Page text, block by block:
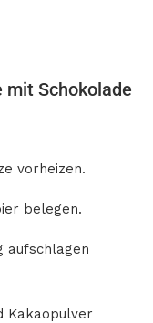
mit Schokolade
vorheizen.
belegen.
aufschlagen
Kakaopulver